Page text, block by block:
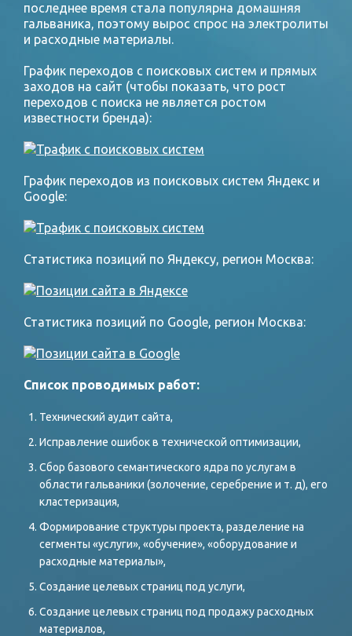
последнее время стала популярна домашняя
гальваника, поэтому вырос спрос на электролиты
и расходные материалы.
График переходов с поисковых систем и прямых
заходов на сайт (чтобы показать, что рост
переходов с поиска не является ростом
известности бренда):
График переходов из поисковых систем Яндекс и
Google:
Статистика позиций по Яндексу, регион Москва:
Статистика позиций по Google, регион Москва:
Список проводимых работ:
Технический аудит сайта,
Исправление ошибок в технической оптимизации,
Сбор базового семантического ядра по услугам в
области гальваники (золочение, серебрение и т. д), его
кластеризация,
Формирование структуры проекта, разделение на
сегменты «услуги», «обучение», «оборудование и
расходные материалы»,
Создание целевых страниц под услуги,
Создание целевых страниц под продажу расходных
материалов,